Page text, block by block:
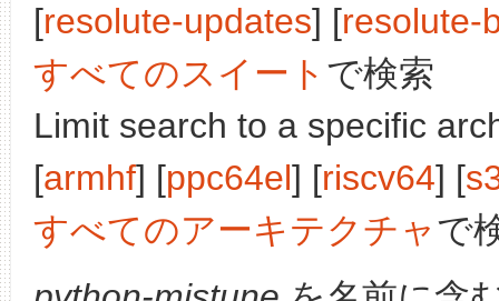
[resolute-updates] [resolute-
すべてのスイート で検索
Limit search to a specific
[armhf] [ppc64el] [riscv64] [
すべてのアーキテクチャで